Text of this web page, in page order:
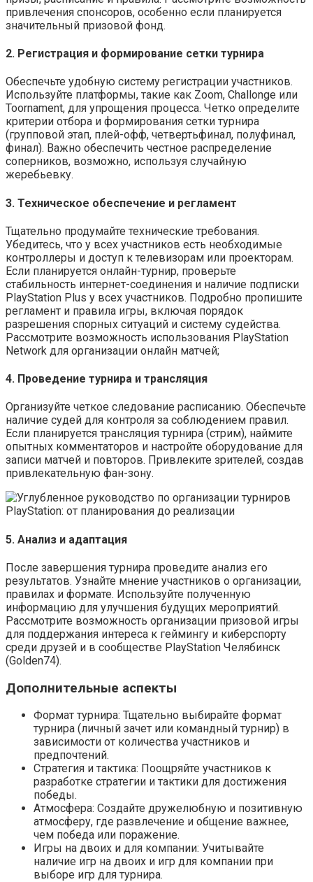
привлечения спонсоров, особенно если планируется
значительный призовой фонд.
2. Регистрация и формирование сетки турнира
Обеспечьте удобную систему регистрации участников.
Используйте платформы, такие как Zoom, Challonge или
Toornament, для упрощения процесса. Четко определите
критерии отбора и формирования сетки турнира
(групповой этап, плей-офф, четвертьфинал, полуфинал,
финал). Важно обеспечить честное распределение
соперников, возможно, используя случайную
жеребьевку.
3. Техническое обеспечение и регламент
Тщательно продумайте технические требования.
Убедитесь, что у всех участников есть необходимые
контроллеры и доступ к телевизорам или проекторам.
Если планируется онлайн-турнир, проверьте
стабильность интернет-соединения и наличие подписки
PlayStation Plus у всех участников. Подробно пропишите
регламент и правила игры, включая порядок
разрешения спорных ситуаций и систему судейства.
Рассмотрите возможность использования PlayStation
Network для организации онлайн матчей;
4. Проведение турнира и трансляция
Организуйте четкое следование расписанию. Обеспечьте
наличие судей для контроля за соблюдением правил.
Если планируется трансляция турнира (стрим), наймите
опытных комментаторов и настройте оборудование для
записи матчей и повторов. Привлеките зрителей, создав
привлекательную фан-зону.
5. Анализ и адаптация
После завершения турнира проведите анализ его
результатов. Узнайте мнение участников о организации,
правилах и формате. Используйте полученную
информацию для улучшения будущих мероприятий.
Рассмотрите возможность организации призовой игры
для поддержания интереса к геймингу и киберспорту
среди друзей и в сообществе PlayStation Челябинск
(Golden74).
Дополнительные аспекты
Формат турнира: Тщательно выбирайте формат
турнира (личный зачет или командный турнир) в
зависимости от количества участников и
предпочтений.
Стратегия и тактика: Поощряйте участников к
разработке стратегии и тактики для достижения
победы.
Атмосфера: Создайте дружелюбную и позитивную
атмосферу, где развлечение и общение важнее,
чем победа или поражение.
Игры на двоих и для компании: Учитывайте
наличие игр на двоих и игр для компании при
выборе игр для турнира.